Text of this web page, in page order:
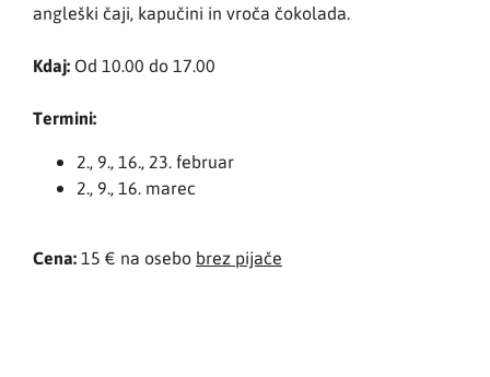
angleški čaji, kapučini in vroča čokolada.
Kdaj: Od 10.00 do 17.00
Termini:
2., 9., 16., 23. februar
2., 9., 16. marec
Cena:15 € na osebo brez pijače